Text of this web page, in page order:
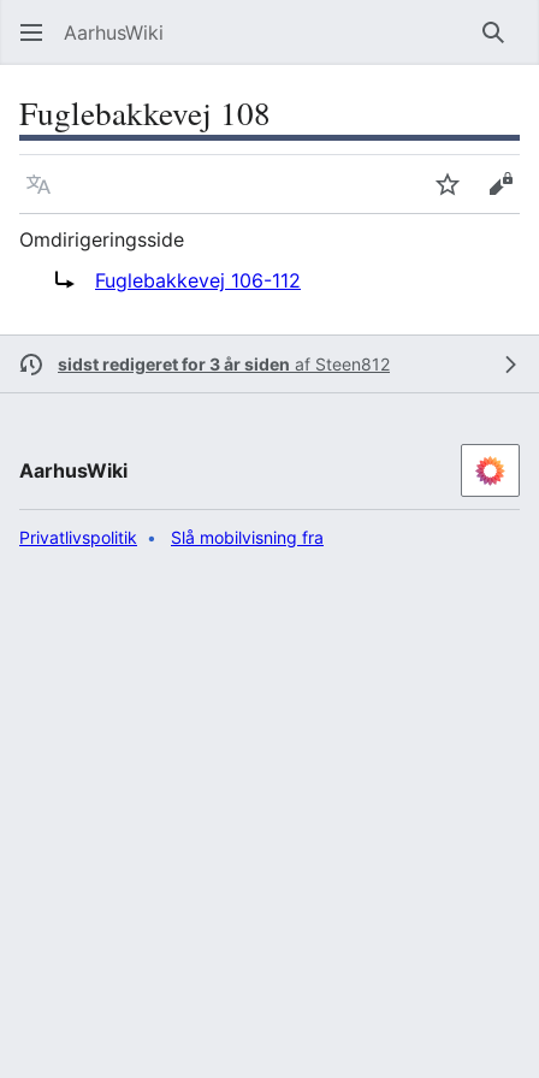
AarhusWiki Søg
Fuglebakkevej 108
Sprog OvervågVis
Omdirigeringsside
Omdiriger til:Fuglebakkevej 106-112
sidst redigeret for 3 år siden af Steen812
AarhusWiki
Privatlivspolitik Slå mobilvisning fra